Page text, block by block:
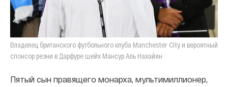
Владелец британского футбольного клуба Manchester City и вероятный
спонсор резни в Дарфуре шейх Мансур Аль Нахайян
Пятый сын правящего монарха, мультимиллионер,